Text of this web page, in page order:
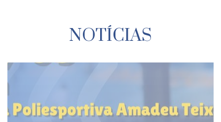
NOTÍCIAS